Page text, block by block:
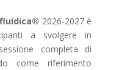
2026-2027 è
a svolgere in
completa di
come riferimento